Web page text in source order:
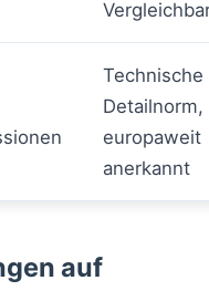
Technische
Detailnorm,
europaweit
anerkannt
auf